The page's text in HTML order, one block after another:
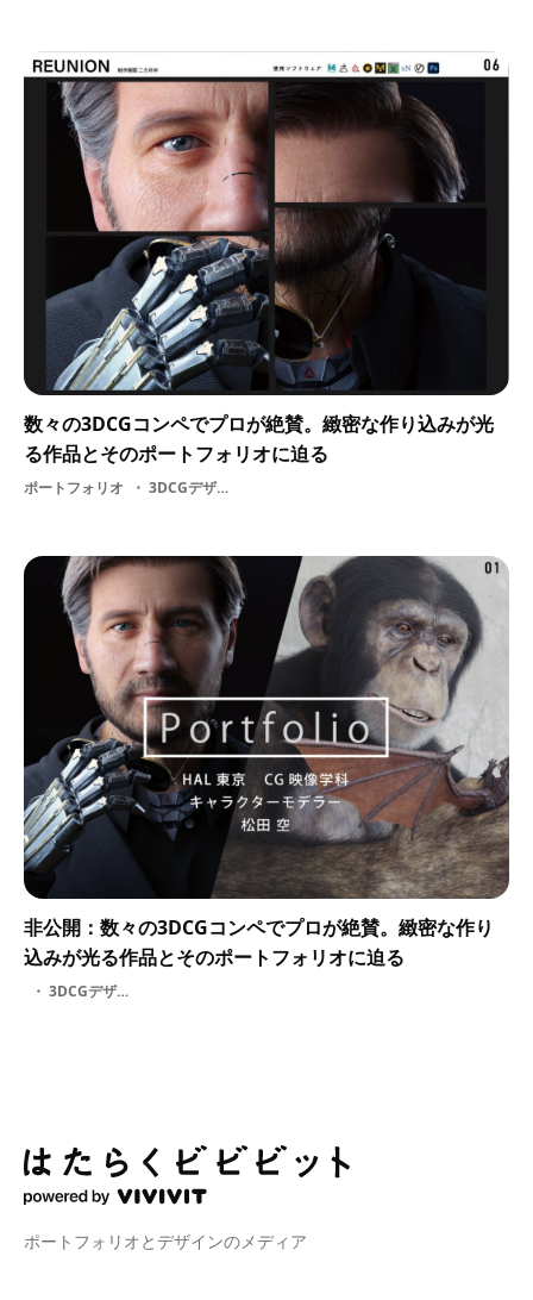
数々の3DCGコンペでプロが絶賛。緻密な作り込みが光
る作品とそのポートフォリオに迫る
ポートフォリオ 3DCGデザイナー
非公開：数々の3DCGコンペでプロが絶賛。緻密な作り
込みが光る作品とそのポートフォリオに迫る
3DCGデザイナー
ポートフォリオとデザインのメディア